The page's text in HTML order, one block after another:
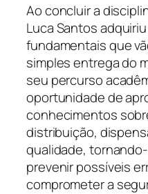
Ao concluir a
Luca Santos
fundamentais que
simples entrega do
seu percurso
oportunidade de
conhecimentos
distribuição,
qualidade,
prevenir possíveis
comprometer a